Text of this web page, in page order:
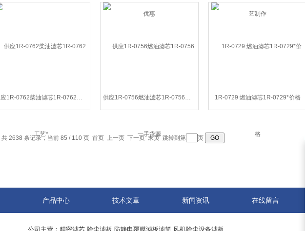
供应1R-0762柴油滤芯1R-0762工艺* 供应1R-0756燃油滤芯1R-0756一手货源 1R-0729 燃油滤芯1R-0729*价格
共 2638 条记录，当前 85 / 110 页 首页 上一页 下一页 末页跳转到第 页
产品中心 技术文章 新闻资讯 在线留言
公司主营：精密滤芯,除尘滤板,防静电覆膜滤板滤筒,风机除尘设备滤板